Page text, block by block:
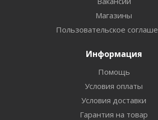
Магазины
Пользовательское
Информация
Помощь
Условия оплаты
Условия доставки
Гарантия на товар